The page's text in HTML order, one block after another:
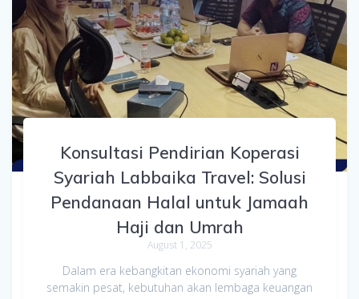
Konsultasi Pendirian Koperasi
Syariah Labbaika Travel: Solusi
Pendanaan Halal untuk Jamaah
Haji dan Umrah
August 1, 2025
Dalam era kebangkitan ekonomi syariah yang
semakin pesat, kebutuhan akan lembaga keuangan